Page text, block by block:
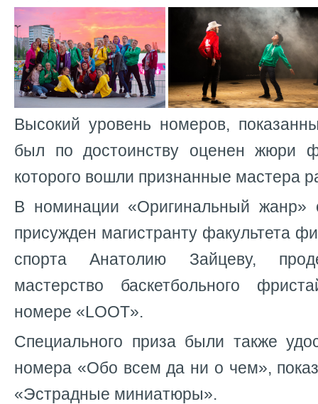
Высокий уровень номеров,
был по достоинству оценен жюри
которого вошли признанные мастера
В номинации «Оригинальный жанр»
присужден магистранту факультета
спорта Анатолию Зайцеву,
мастерство баскетбольного
номере «LOOT».
Специального приза были также
номера «Обо всем да ни о чем»,
«Эстрадные миниатюры».